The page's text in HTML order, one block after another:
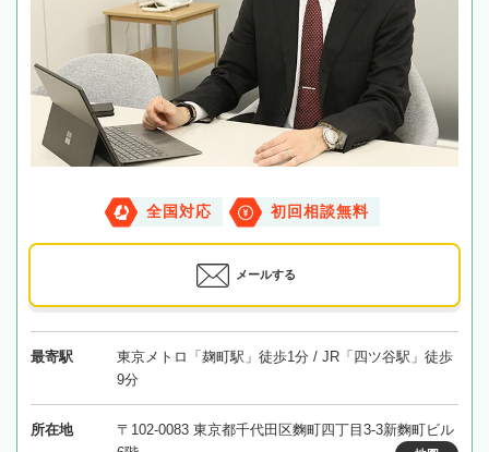
全国対応 初回相談無料
メールする
最寄駅
東京メトロ「麹町駅」徒歩1分 / JR「四ツ谷駅」徒歩
9分
所在地
〒102-0083 東京都千代田区麴町四丁目3-3新麴町ビル